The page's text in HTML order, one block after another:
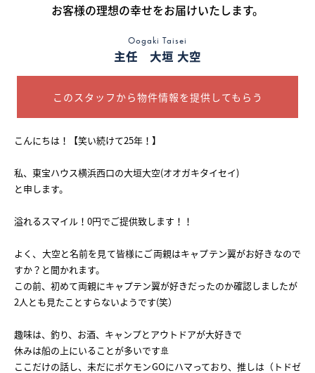
ログイン
サイトマップ
お気に入り物件一覧
What’s MIRAKARE
スペシャルムービーを見る
お客様の理想の幸せをお届けいたします。
Oogaki Taisei
主任 大垣 大空
このスタッフから物件情報を提供してもらう
こんにちは！【笑い続けて25年！】
私、東宝ハウス横浜西口の大垣大空(オオガキタイセイ)
と申します。
溢れるスマイル！0円でご提供致します！！
よく、大空と名前を見て皆様にご両親はキャプテン翼がお好きなので
すか？と聞かれます。
この前、初めて両親にキャプテン翼が好きだったのか確認しましたが
2人とも見たことすらないようです(笑）
趣味は、釣り、お酒、キャンプとアウトドアが大好きで
休みは船の上にいることが多いです🚢
ここだけの話し、未だにポケモンGOにハマっており、推しは（トドゼ